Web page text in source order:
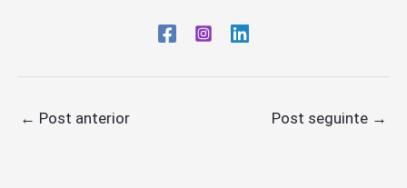
← Post anterior Post seguinte →